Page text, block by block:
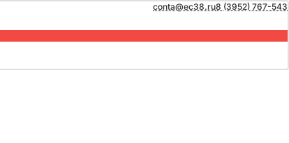
conta@ec38.ru8 (3952) 767-543